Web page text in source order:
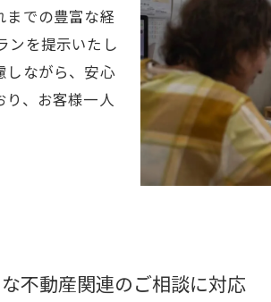
までの豊富な経
ンを提示いたし
しながら、安心
、お客様一人
不動産関連のご相談に対応